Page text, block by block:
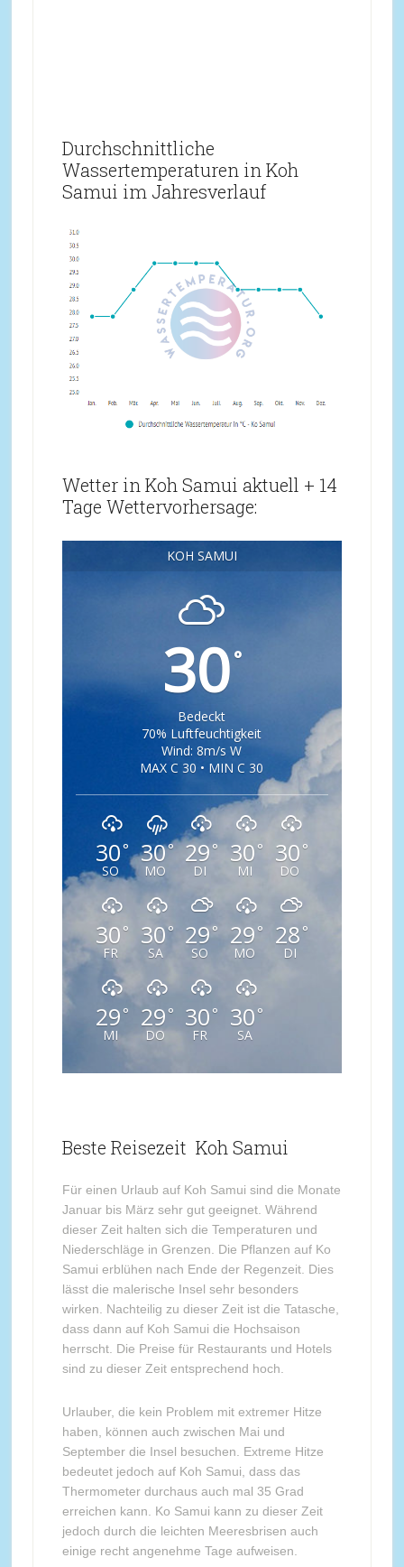
Durchschnittliche
Wassertemperaturen in Koh
Samui im Jahresverlauf
Wetter in Koh Samui aktuell + 14
Tage Wettervorhersage:
KOH SAMUI
30°
Bedeckt
70% Luftfeuchtigkeit
Wind: 8m/s W
MAX C 30 • MIN C 30
30°
SO
30°
MO
29°
DI
30 °
MI
30 °
DO
30 °
FR
30°
SA
29°
SO
29 °
MO
28 °
DI
29°
MI
29 °
DO
30 °
FR
30 °
SA
Beste Reisezeit Koh Samui
Für einen Urlaub auf Koh Samui sind die Monate
Januar bis März sehr gut geeignet. Während
dieser Zeit halten sich die Temperaturen und
Niederschläge in Grenzen. Die Pflanzen auf Ko
Samui erblühen nach Ende der Regenzeit. Dies
lässt die malerische Insel sehr besonders
wirken. Nachteilig zu dieser Zeit ist die Tatasche,
dass dann auf Koh Samui die Hochsaison
herrscht. Die Preise für Restaurants und Hotels
sind zu dieser Zeit entsprechend hoch.
Urlauber, die kein Problem mit extremer Hitze
haben, können auch zwischen Mai und
September die Insel besuchen. Extreme Hitze
bedeutet jedoch auf Koh Samui, dass das
Thermometer durchaus auch mal 35 Grad
erreichen kann. Ko Samui kann zu dieser Zeit
jedoch durch die leichten Meeresbrisen auch
einige recht angenehme Tage aufweisen.